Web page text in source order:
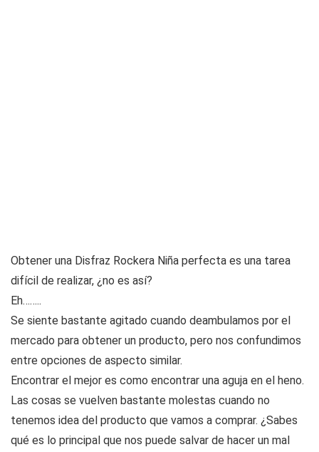
Obtener una Disfraz Rockera Niña perfecta es una tarea
difícil de realizar, ¿no es así?
Eh……..
Se siente bastante agitado cuando deambulamos por el
mercado para obtener un producto, pero nos confundimos
entre opciones de aspecto similar.
Encontrar el mejor es como encontrar una aguja en el heno.
Las cosas se vuelven bastante molestas cuando no
tenemos idea del producto que vamos a comprar. ¿Sabes
qué es lo principal que nos puede salvar de hacer un mal